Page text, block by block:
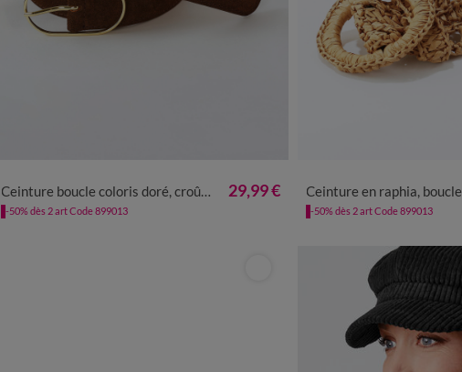
Ceinture boucle coloris doré, croûte de cuir 29,99 €
-50% dès 2 art Code 899013
Ceinture en raphia,
-50% dès 2 art Code 899013